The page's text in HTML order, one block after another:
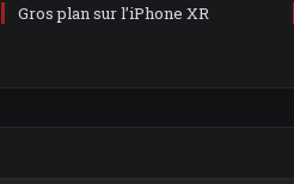
Gros plan sur l’iPhone XR